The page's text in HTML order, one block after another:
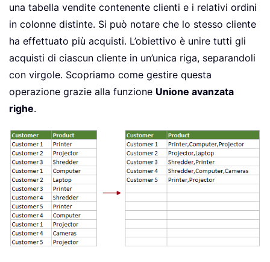
una tabella vendite contenente clienti e i relativi ordini
in colonne distinte. Si può notare che lo stesso cliente
ha effettuato più acquisti. L’obiettivo è unire tutti gli
acquisti di ciascun cliente in un’unica riga, separandoli
con virgole. Scopriamo come gestire questa
operazione grazie alla funzione Unione avanzata
righe.